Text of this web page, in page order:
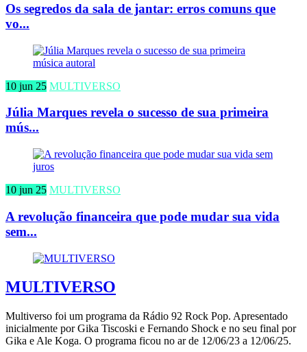
Os segredos da sala de jantar: erros comuns que
vo...
10 jun 25 MULTIVERSO
Júlia Marques revela o sucesso de sua primeira
mús...
10 jun 25 MULTIVERSO
A revolução financeira que pode mudar sua vida
sem...
MULTIVERSO
Multiverso foi um programa da Rádio 92 Rock Pop. Apresentado
inicialmente por Gika Tiscoski e Fernando Shock e no seu final por
Gika e Ale Koga. O programa ficou no ar de 12/06/23 a 12/06/25.